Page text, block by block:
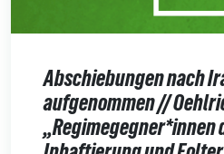
Abschiebungen nach
aufgenommen //
„Regimegegner*innen